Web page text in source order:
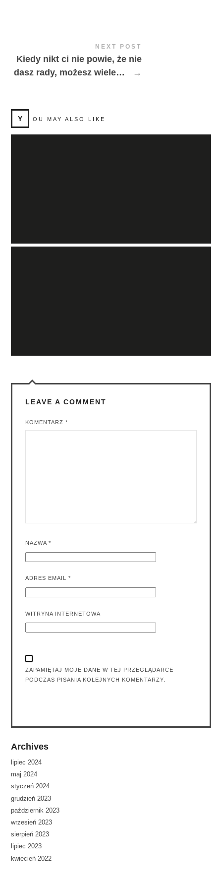
NEXT POST
Kiedy nikt ci nie powie, że nie
dasz rady, możesz wiele…
→
Y OU MAY ALSO LIKE
LEAVE A COMMENT
KOMENTARZ*
NAZWA*
ADRES EMAIL*
WITRYNA INTERNETOWA
ZAPAMIĘTAJ MOJE DANE W TEJ PRZEGLĄDARCE
PODCZAS PISANIA KOLEJNYCH KOMENTARZY.
Archives
lipiec 2024
maj 2024
styczeń 2024
grudzień 2023
październik 2023
wrzesień 2023
sierpień 2023
lipiec 2023
kwiecień 2022